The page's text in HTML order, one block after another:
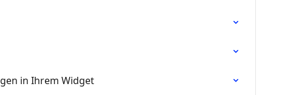
in Ihrem Widget